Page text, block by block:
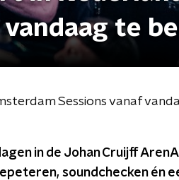
te
Sessions vanaf
in de Johan Cruijff
soundchecken én